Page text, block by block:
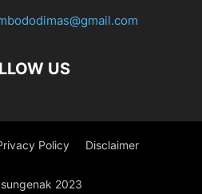
US
Policy Disclaimer
2023